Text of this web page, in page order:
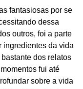
fantasiosas por se
dessa
outros, foi a parte
ingredientes da vida
dos relatos
fui até
sobre a vida